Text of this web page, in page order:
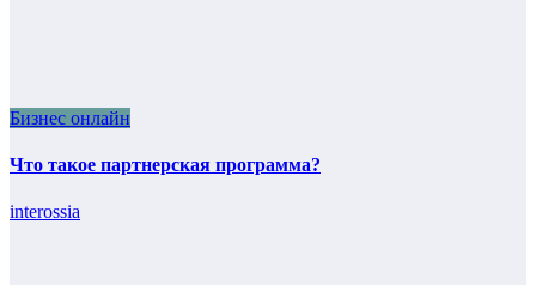
Бизнес онлайн
Что такое партнерская программа?
interossia